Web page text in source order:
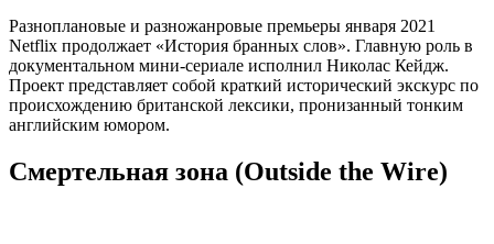
Разноплановые и разножанровые премьеры января 2021
Netflix продолжает «История бранных слов». Главную роль в
документальном мини-сериале исполнил Николас Кейдж.
Проект представляет собой краткий исторический экскурс по
происхождению британской лексики, пронизанный тонким
английским юмором.
Смертельная зона (Outside the Wire)